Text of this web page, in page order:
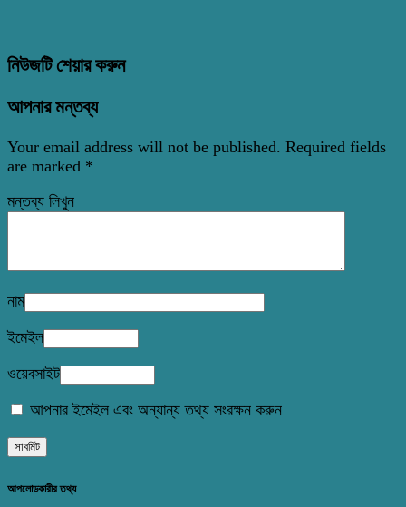
নিউজটি শেয়ার করুন
আপনার মন্তব্য
Your email address will not be published. Required fields
are marked *
মন্তব্য লিখুন
নাম
ইমেইল
ওয়েবসাইট
আপনার ইমেইল এবং অন্যান্য তথ্য সংরক্ষন করুন
আপলোডকারীর তথ্য